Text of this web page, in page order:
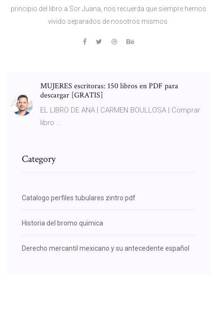
principio del libro a Sor Juana, nos recuerda que siempre hemos
vivido separados de nosotros mismos
MUJERES escritoras: 150 libros en PDF para
descargar [GRATIS]
EL LIBRO DE ANA | CARMEN BOULLOSA | Comprar
libro ...
Category
Catalogo perfiles tubulares zintro pdf
Historia del bromo quimica
Derecho mercantil mexicano y su antecedente español